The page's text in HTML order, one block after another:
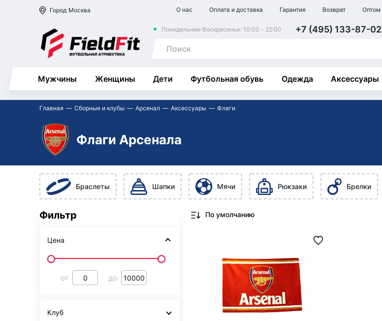
Город Москва О нас Оплата и доставка Гарантия Возврат Оптом
Понедельник-Воскресенье: 10:00 - 22:00 +7 (495) 133-87-02
Мужчины Женщины Дети Футбольная обувь Одежда Аксессуары
Главная Сборные и клубы Арсенал Аксессуары Флаги
Флаги Арсенала
Браслеты Шапки Мячи Рюкзаки Брелки
Фильтр
Цена
от до
Клуб